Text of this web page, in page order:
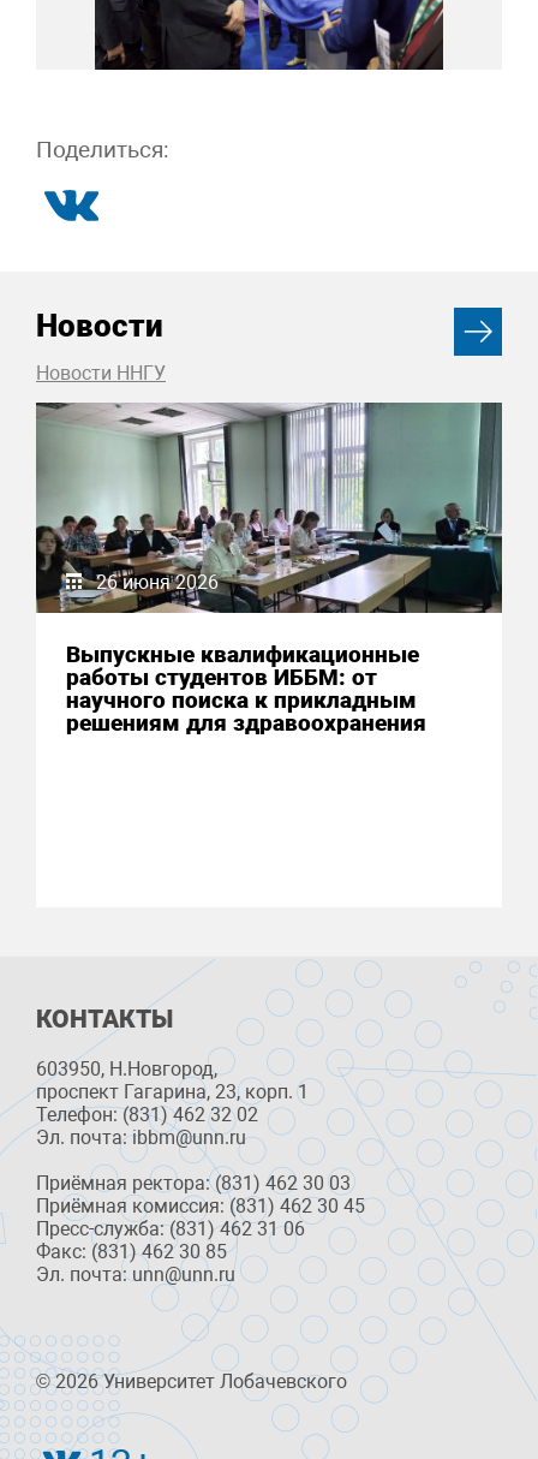
Поделиться:
Новости
Новости ННГУ
26 июня 2026
Выпускные квалификационные
работы студентов ИББМ: от
научного поиска к прикладным
решениям для здравоохранения
КОНТАКТЫ
603950, Н.Новгород,
проспект Гагарина, 23, корп. 1
Телефон: (831) 462 32 02
Эл. почта: ibbm@unn.ru
Приёмная ректора: (831) 462 30 03
Приёмная комиссия: (831) 462 30 45
Пресс-служба: (831) 462 31 06
Факс: (831) 462 30 85
Эл. почта: unn@unn.ru
© 2026 Университет Лобачевского